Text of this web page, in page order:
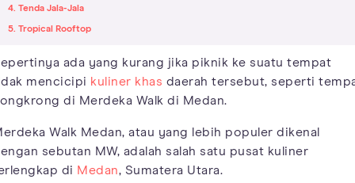
4. Tenda Jala-Jala
5. Tropical Rooftop
ada yang kurang jika piknik ke suatu tempat
mencicipi kuliner khas daerah tersebut, seperti
di Merdeka Walk di Medan.
Walk Medan, atau yang lebih populer dikenal
sebutan MW, adalah salah satu pusat kuliner
di Medan, Sumatera Utara.